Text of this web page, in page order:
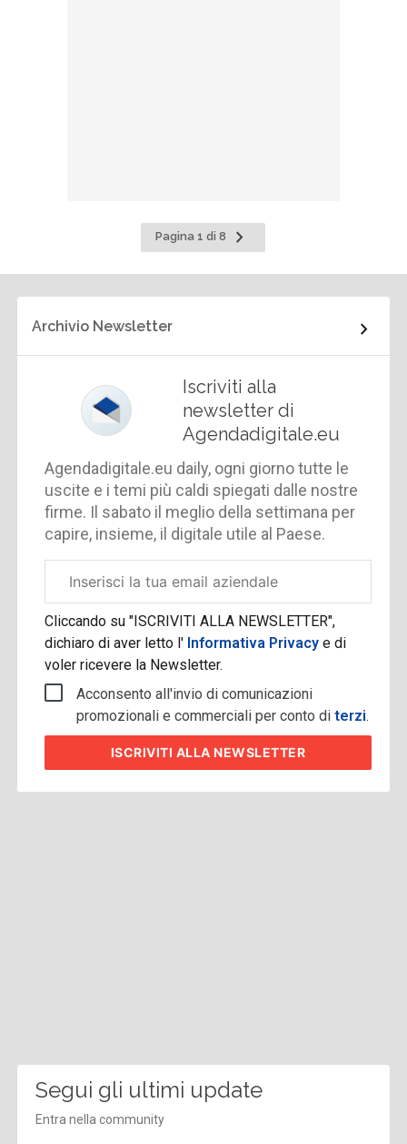
Pagina 1 di 8
Pagina
successiva
Archivio Newsletter
Iscriviti alla
newsletter di
Agendadigitale.eu
Agendadigitale.eu daily, ogni giorno tutte le
uscite e i temi più caldi spiegati dalle nostre
firme. Il sabato il meglio della settimana per
capire, insieme, il digitale utile al Paese.
aziendale
Cliccando su "ISCRIVITI ALLA NEWSLETTER",
dichiaro di aver letto l' Informativa Privacye di
voler ricevere la Newsletter.
Acconsento all'invio di comunicazioni
promozionali e commerciali per conto diterzi.
ISCRIVITI ALLA NEWSLETTER
Segui gli ultimi update
Entra nella community